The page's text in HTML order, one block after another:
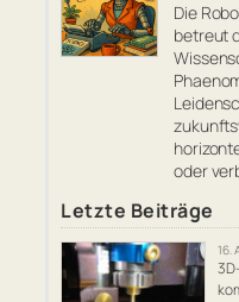
Die
betreut
oder
Letzte Beiträge
16.